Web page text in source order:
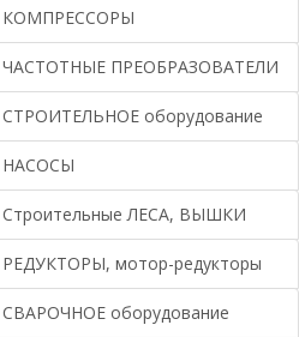
КОМПРЕССОРЫ
ЧАСТОТНЫЕ ПРЕОБРАЗОВАТЕЛИ
СТРОИТЕЛЬНОЕ оборудование
НАСОСЫ
Строительные ЛЕСА, ВЫШКИ
РЕДУКТОРЫ, мотор-редукторы
СВАРОЧНОЕ оборудование